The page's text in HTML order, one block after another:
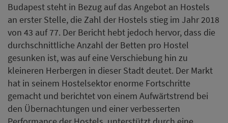
Budapest steht in Bezug auf das Angebot an Hostels
an erster Stelle, die Zahl der Hostels stieg im Jahr 2018
von 43 auf 77. Der Bericht hebt jedoch hervor, dass die
durchschnittliche Anzahl der Betten pro Hostel
gesunken ist, was auf eine Verschiebung hin zu
kleineren Herbergen in dieser Stadt deutet. Der Markt
hat in seinem Hostelsektor enorme Fortschritte
gemacht und berichtet von einem Aufwärtstrend bei
den Übernachtungen und einer verbesserten